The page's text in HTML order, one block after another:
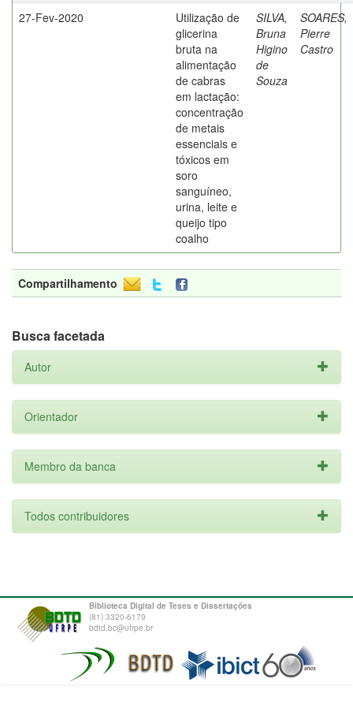
27-Fev-2020
Utilização de
glicerina
bruta na
alimentação
de cabras
em lactação:
concentração
de metais
essenciais e
tóxicos em
soro
sanguíneo,
urina, leite e
queijo tipo
coalho
SILVA,
Bruna
Higino
de
Souza
SOARES,
Pierre
Castro
Compartilhamento
Busca facetada
Autor
Orientador
Membro da banca
Todos contribuidores
Biblioteca Digital de Teses e Dissertações
(81) 3320-6179
bdtd.bc@ufrpe.br